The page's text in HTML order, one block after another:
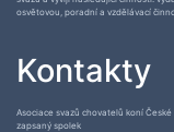
osvětovou, poradní a vzdělávací
Kontakty
Asociace svazů chovatelů koní
zapsaný spolek